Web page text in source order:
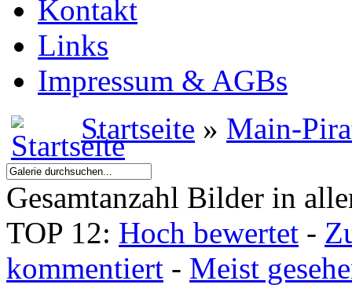
Kontakt
Links
Impressum & AGBs
Startseite » Main-
Gesamtanzahl Bilder in
TOP 12: Hoch bewertet -
kommentiert - Meist